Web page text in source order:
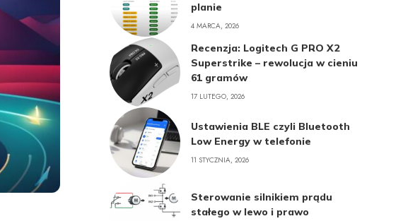
planie
4 MARCA, 2026
Recenzja: Logitech G PRO X2
Superstrike – rewolucja w cieniu
61 gramów
17 LUTEGO, 2026
Ustawienia BLE czyli Bluetooth
Low Energy w telefonie
11 STYCZNIA, 2026
Sterowanie silnikiem prądu
stałego w lewo i prawo